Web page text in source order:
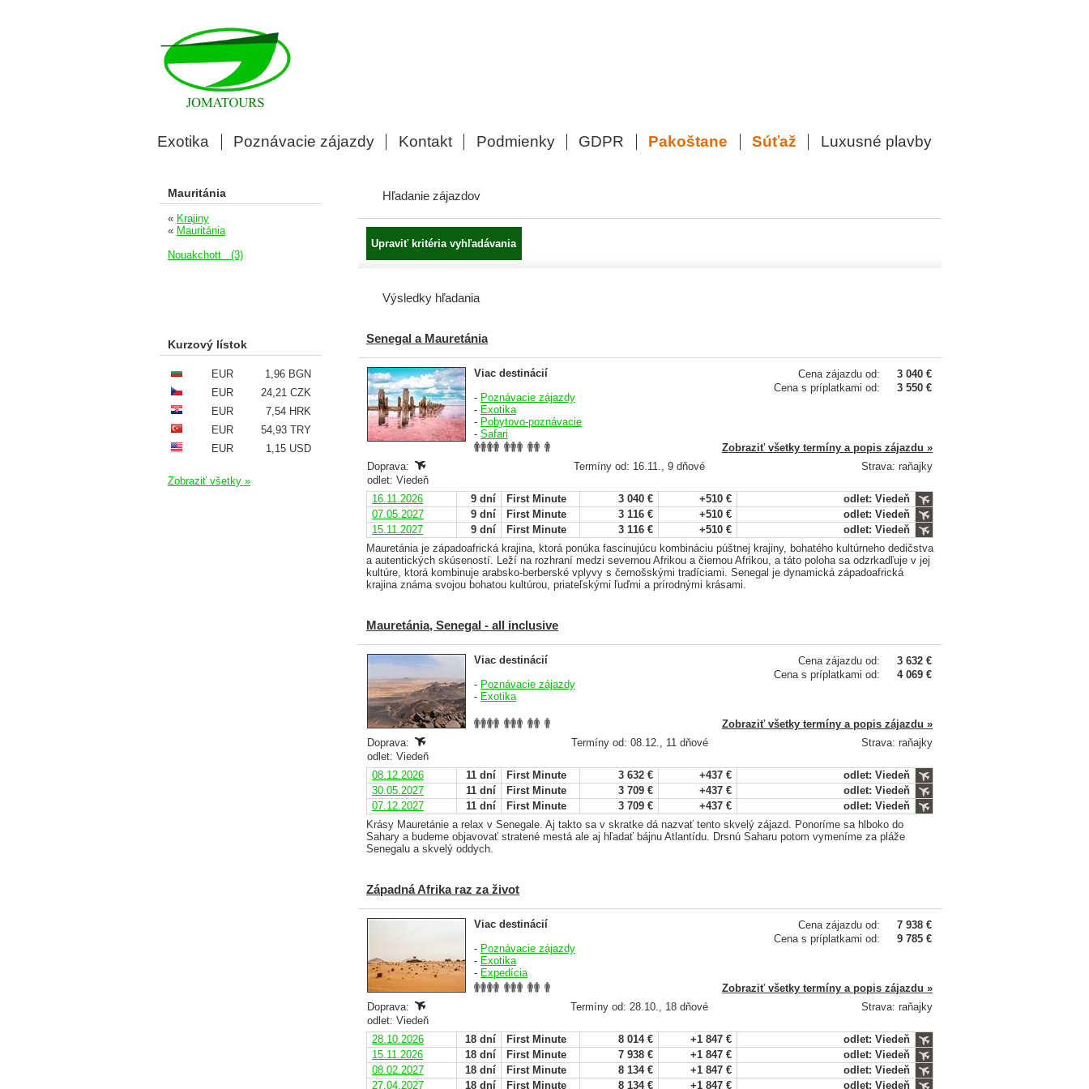
Exotika Poznávacie zájazdy Kontakt Podmienky GDPR Pakoštane Súťaž Luxusné plavby
Hľadanie zájazdov
Výsledky hľadania
Senegal a Mauretánia
Cena zájazdu od:
3 040 €
Cena s príplatkami od:
3 550 €
Viac destinácií
- Poznávacie zájazdy
- Exotika
- Pobytovo-poznávacie
- Safari
Zobraziť všetky termíny a popis zájazdu »
Doprava:
Termíny od: 16.11., 9 dňové
Strava: raňajky
odlet: Viedeň
16.11.2026
9 dní First Minute 3 040 € +510 €
odlet: Viedeň
07.05.2027
9 dní First Minute 3 116 € +510 €
odlet: Viedeň
15.11.2027
9 dní First Minute 3 116 € +510 €
odlet: Viedeň
Mauretánia je západoafrická krajina, ktorá ponúka fascinujúcu kombináciu púštnej krajiny, bohatého kultúrneho dedičstva
a autentických skúseností. Leží na rozhraní medzi severnou Afrikou a čiernou Afrikou, a táto poloha sa odzrkadľuje v jej
kultúre, ktorá kombinuje arabsko-berberské vplyvy s černošskými tradíciami. Senegal je dynamická západoafrická
krajina známa svojou bohatou kultúrou, priateľskými ľuďmi a prírodnými krásami.
Mauretánia, Senegal - all inclusive
Cena zájazdu od:
3 632 €
Cena s príplatkami od:
4 069 €
Viac destinácií
- Poznávacie zájazdy
- Exotika
Zobraziť všetky termíny a popis zájazdu »
Doprava:
Termíny od: 08.12., 11 dňové
Strava: raňajky
odlet: Viedeň
08.12.2026
11 dní First Minute 3 632 € +437 €
odlet: Viedeň
30.05.2027
11 dní First Minute 3 709 € +437 €
odlet: Viedeň
07.12.2027
11 dní First Minute 3 709 € +437 €
odlet: Viedeň
Krásy Mauretánie a relax v Senegale. Aj takto sa v skratke dá nazvať tento skvelý zájazd. Ponoríme sa hlboko do
Sahary a budeme objavovať stratené mestá ale aj hľadať bájnu Atlantídu. Drsnú Saharu potom vymeníme za pláže
Senegalu a skvelý oddych.
Západná Afrika raz za život
Cena zájazdu od:
7 938 €
Cena s príplatkami od:
9 785 €
Viac destinácií
- Poznávacie zájazdy
- Exotika
- Expedícia
Zobraziť všetky termíny a popis zájazdu »
Doprava:
Termíny od: 28.10., 18 dňové
Strava: raňajky
odlet: Viedeň
28.10.2026
18 dní First Minute 8 014 € +1 847 €
odlet: Viedeň
15.11.2026
18 dní First Minute 7 938 € +1 847 €
odlet: Viedeň
08.02.2027
18 dní First Minute 8 134 € +1 847 €
odlet: Viedeň
27.04.2027
18 dní First Minute 8 134 € +1 847 € odlet: Viedeň
Mauritánia
« Krajiny
« Mauritánia
Nouakchott (3)
Kurzový lístok
EUR
1,96 BGN
EUR
24,21 CZK
EUR
7,54 HRK
EUR
54,93 TRY
EUR
1,15 USD
Zobraziť všetky »